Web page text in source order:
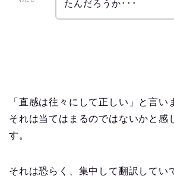
たんだろうか･･･
「直感は往々にして正しい」と言い
それは当てはまるのではないかと感
す。
それは恐らく、集中して翻訳してい